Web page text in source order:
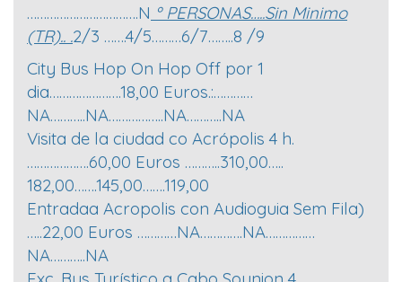
…………………………….N º PERSONAS…..Sin Minimo
(TR).. .2/3 …….4/5………6/7……..8 /9
City Bus Hop On Hop Off por 1
dia………………….18,00 Euros.:…………
NA………..NA……………..NA………..NA
Visita de la ciudad co Acrópolis 4 h.
……………….60,00 Euros ………..310,00…..
182,00…….145,00…….119,00
Entradaa Acropolis con Audioguia Sem Fila)
…..22,00 Euros …………NA………….NA……………
NA………..NA